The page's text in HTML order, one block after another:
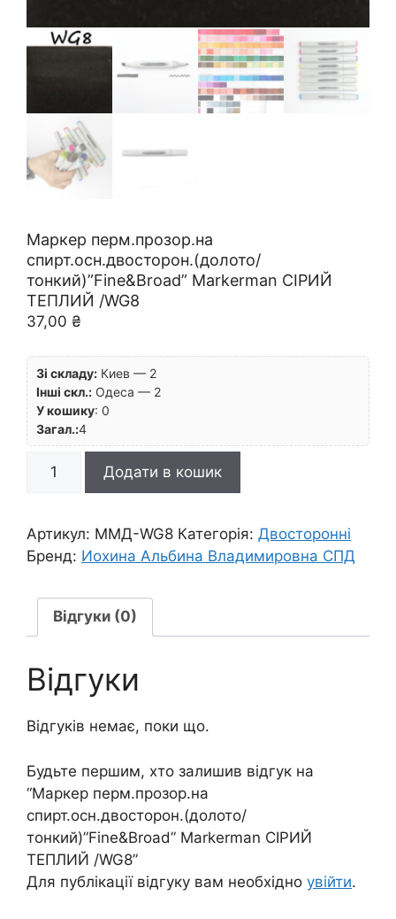
Маркер перм.прозор.на
спирт.осн.двосторон.(долото/
тонкий)”Fine&Broad” Markerman СІРИЙ
ТЕПЛИЙ /WG8
37,00 ₴
Зі складу: Киев — 2
Інші скл.: Одеса — 2
У кошику: 0
Загал.:4
перм.прозор.на
(долото/
тонкий)"Fine&Broad"
СІРИЙ
ТЕПЛИЙ
/WG8
Додати в кошик
Артикул: ММД-WG8 Категорія: Двосторонні
Бренд: Иохина Альбина Владимировна СПД
Відгуки (0)
Відгуки
Відгуків немає, поки що.
Будьте першим, хто залишив відгук на
“Маркер перм.прозор.на
спирт.осн.двосторон.(долото/
тонкий)”Fine&Broad” Markerman СІРИЙ
ТЕПЛИЙ /WG8”
Для публікації відгуку вам необхідно увійти.